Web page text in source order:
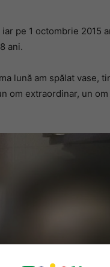
pe 1 octombrie 2015
ani.
lună am spălat vase,
om extraordinar, un